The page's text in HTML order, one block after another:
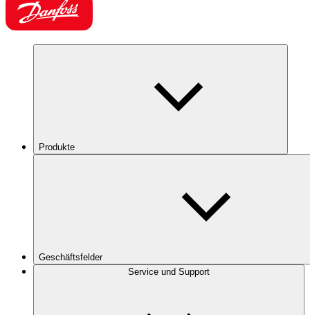
Produkte
Geschäftsfelder
Service und Support